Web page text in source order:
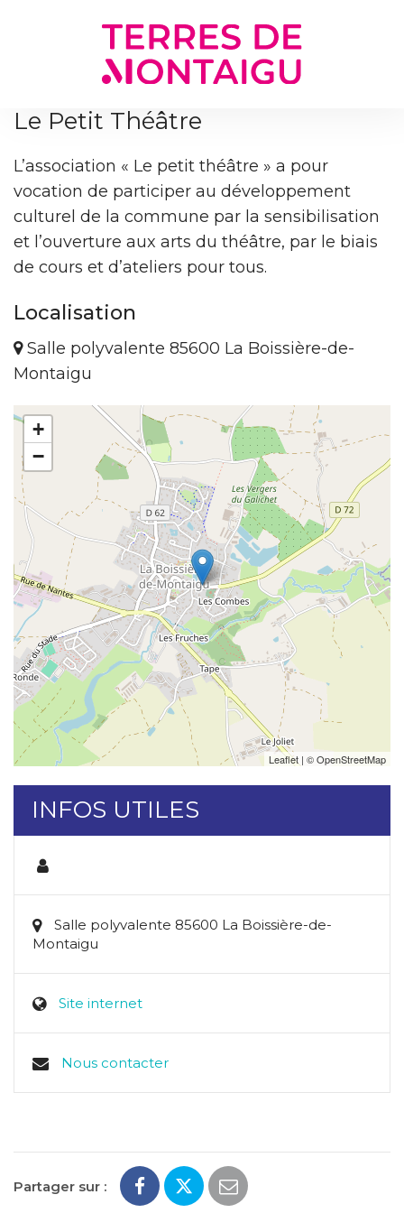
Le Petit Théâtre
L’association « Le petit théâtre » a pour
vocation de participer au développement
culturel de la commune par la sensibilisation
et l’ouverture aux arts du théâtre, par le biais
de cours et d’ateliers pour tous.
Localisation
Salle polyvalente 85600 La Boissière-de-
Montaigu
+
−
Leaflet | ©OpenStreetMap
INFOS UTILES
Salle polyvalente 85600 La Boissière-de-
Montaigu
Site internet
Nous contacter
Partager sur :